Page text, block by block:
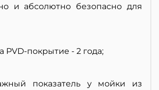
и абсолютно безопасно для
PVD-покрытие - 2 года;
показатель у мойки из